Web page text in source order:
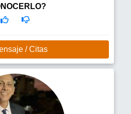
de la vida. Que sea alegre,
la química necesaria para vivir
/ Citas